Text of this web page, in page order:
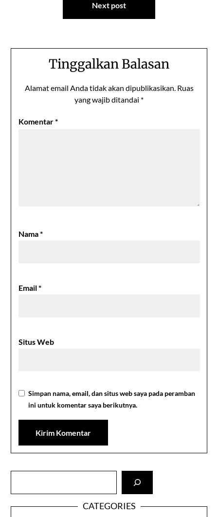
Next post
Tinggalkan Balasan
Alamat email Anda tidak akan dipublikasikan. Ruas
yang wajib ditandai *
Komentar*
Nama*
Email*
Situs Web
Simpan nama, email, dan situs web saya pada peramban
ini untuk komentar saya berikutnya.
CATEGORIES